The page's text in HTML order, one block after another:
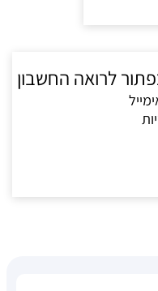
לרואה החשבון